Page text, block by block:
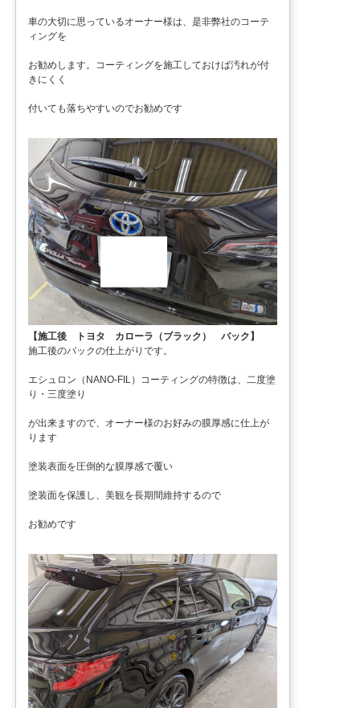
車の大切に思っているオーナー様は、是非弊社のコーテ
ィングを
お勧めします。コーティングを施工しておけば汚れが付
きにくく
付いても落ちやすいのでお勧めです
【施工後 トヨタ カローラ（ブラック） バック】
施工後のバックの仕上がりです。
エシュロン（NANO-FIL）コーティングの特徴は、二度塗
り・三度塗り
が出来ますので、オーナー様のお好みの膜厚感に仕上が
ります
塗装表面を圧倒的な膜厚感で覆い
塗装面を保護し、美観を長期間維持するので
お勧めです